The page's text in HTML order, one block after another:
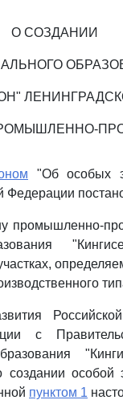
О СОЗДАНИИ
"Об особых
Федерации
промышленно-
с
создании
пунктом 1